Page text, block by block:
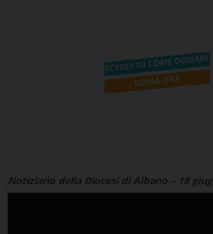
Notiziario della Diocesi di Albano – 18